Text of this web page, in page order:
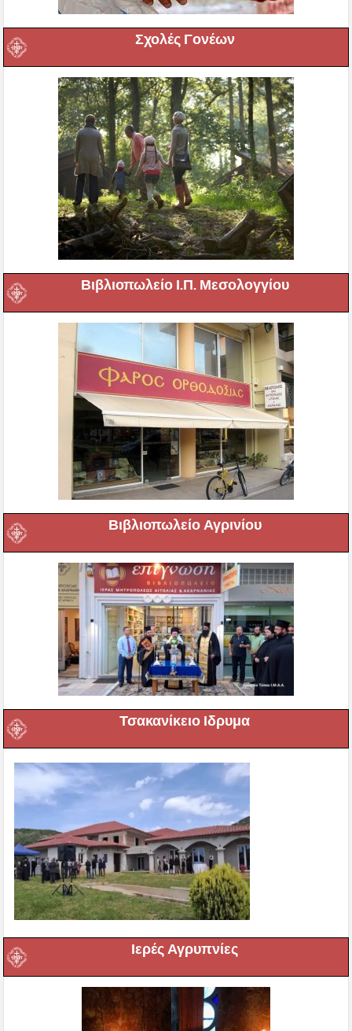
Σχολές Γονέων
Βιβλιοπωλείο Ι.Π. Μεσολογγίου
Βιβλιοπωλείο Αγρινίου
Τσακανίκειο Ιδρυμα
Ιερές Αγρυπνίες